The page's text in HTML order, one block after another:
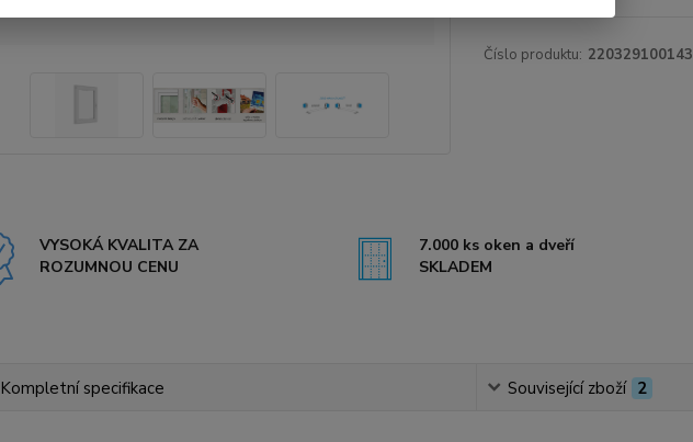
Číslo produktu: 220329100143
VYSOKÁ KVALITA ZA
ROZUMNOU CENU
7.000 ks oken a dveří
SKLADEM
Kompletní specifikace Související zboží 2